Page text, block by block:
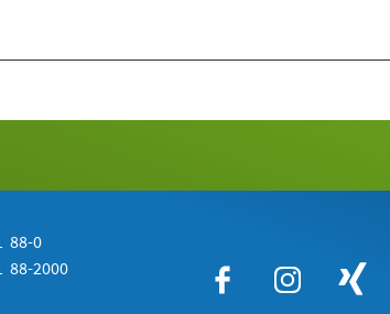
88-0
88-2000